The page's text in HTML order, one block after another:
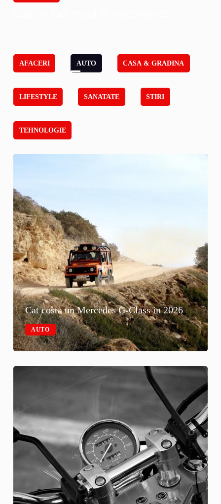
AFACERI AUTO CASA & GRADINA
LIFESTYLE SANATATE STIRI
TEHNOLOGIE
Cat costa un Mercedes G-Class in 2026
AUTO